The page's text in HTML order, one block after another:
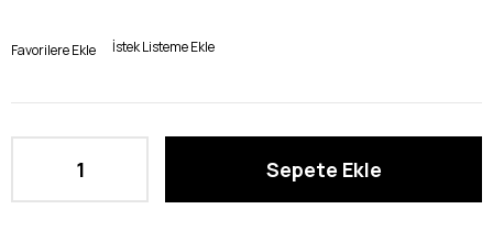
Favorilere Ekle İstek Listeme Ekle